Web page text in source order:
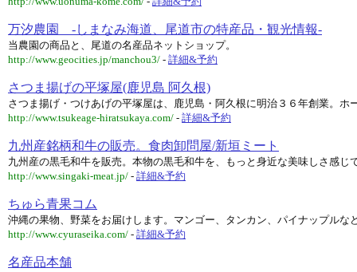
万汐農園 -しまなみ海道、尾道市の特産品・観光情報-
当農園の商品と、尾道の名産品ネットショップ。
http://www.geocities.jp/manchou3/ - 詳細&予約
さつま揚げの平塚屋(鹿児島 阿久根)
さつま揚げ・つけあげの平塚屋は、鹿児島・阿久根に明治３６年創業。ホ
http://www.tsukeage-hiratsukaya.com/ - 詳細&予約
九州産銘柄和牛の販売。食肉卸問屋/新垣ミート
九州産の黒毛和牛を販売。本物の黒毛和牛を、もっと身近な美味しさ感じ
http://www.singaki-meat.jp/ - 詳細&予約
ちゅら青果コム
沖縄の果物、野菜をお届けします。マンゴー、タンカン、パイナップルな
http://www.cyuraseika.com/ - 詳細&予約
名産品本舗